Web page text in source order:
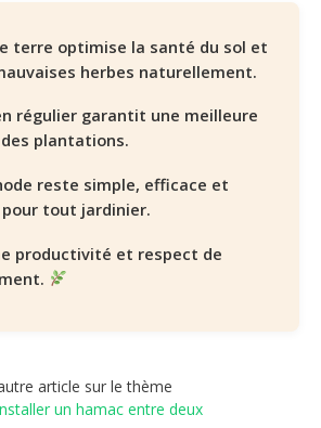
terre optimise la santé du sol et
herbes naturellement.
régulier garantit une meilleure
plantations.
reste simple, efficace et
tout jardinier.
productivité et respect de
article sur le thème
un hamac entre deux